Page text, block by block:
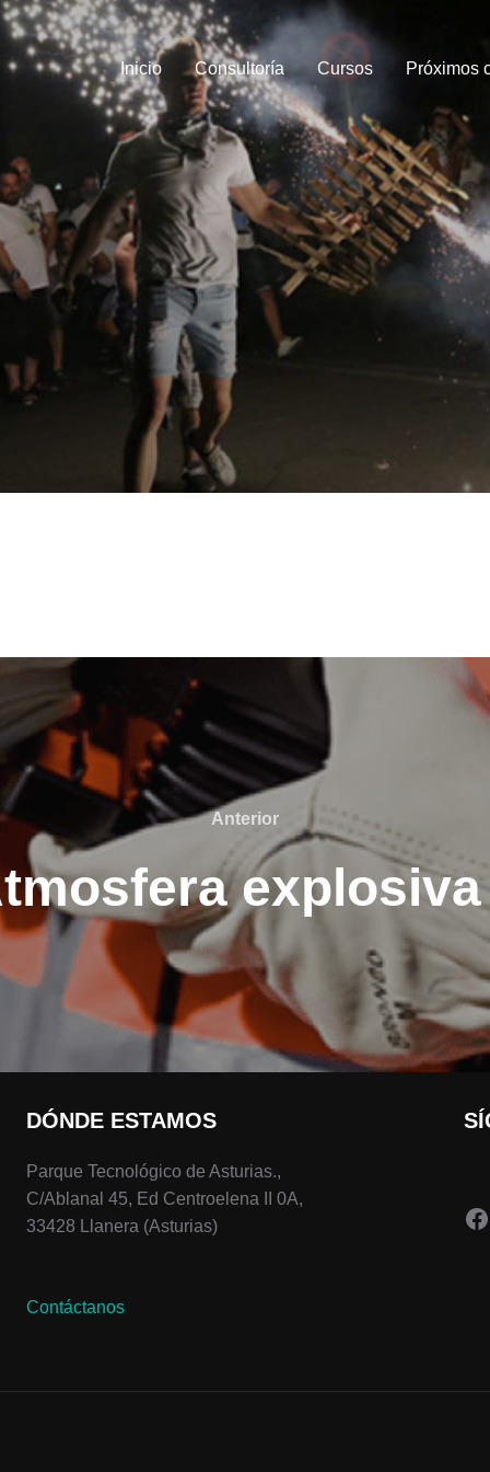
Inicio Consultoría Cursos Próximos
Anterior
Anterior
explosiva
DÓNDE ESTAMOS
Parque Tecnológico de Asturias.,
C/Ablanal 45, Ed Centroelena II 0A,
33428 Llanera (Asturias)
Contáctanos